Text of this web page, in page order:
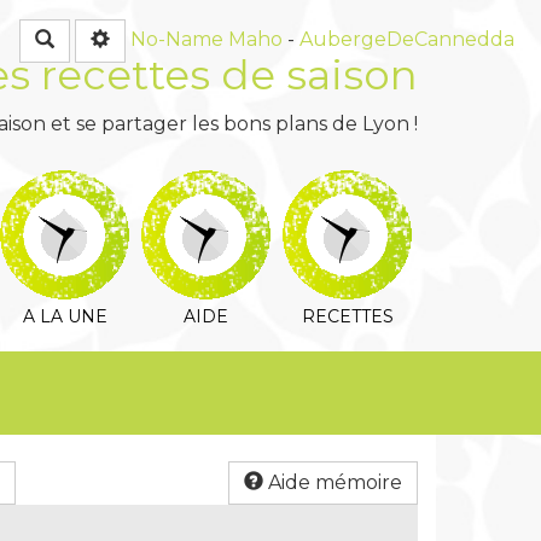
RechercherNo-Name Maho - AubergeDeCannedda
recettes de saison
et se partager les bons plans de Lyon !
A LA UNE AIDE RECETTES
Aide mémoire